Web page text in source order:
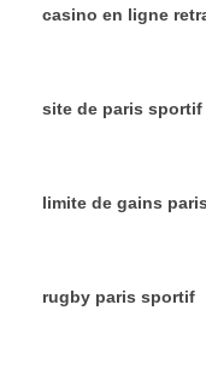
casino en ligne
site de paris sportif
limite de gains
rugby paris sportif